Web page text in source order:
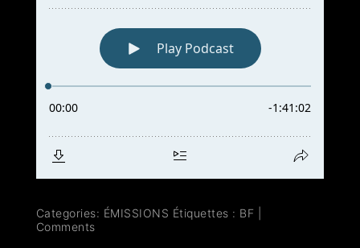
Categories: ÉMISSIONS Étiquettes : BF
Comments